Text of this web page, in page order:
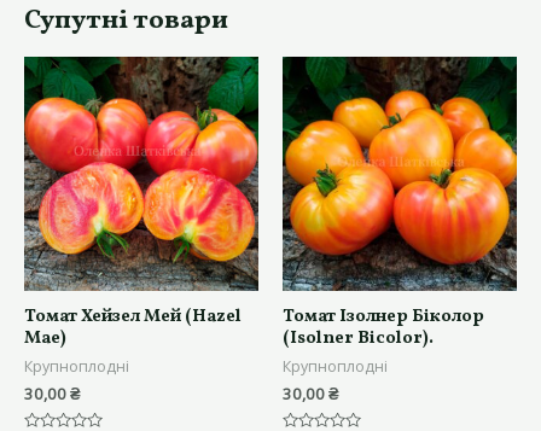
Супутні товари
Томат Хейзел Мей (Hazel
Mae)
Крупноплодні
30,00₴
Томат Ізолнер Біколор
(Isolner Bicolor).
Крупноплодні
30,00₴